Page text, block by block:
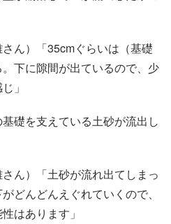
ん）「35cmぐらいは（基礎
下に隙間が出ているので、少
」
礎を支えている土砂が流出し
ん）「土砂が流れ出てしまっ
どんどんえぐれていくので、
はあります」